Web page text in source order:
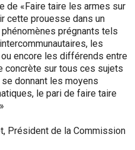
de «Faire taire les armes sur
cette prouesse dans un
prégnants tels
les
encore les différends entre
concrète sur tous ces sujets
donnant les moyens
le pari de faire taire
Président de la Commission